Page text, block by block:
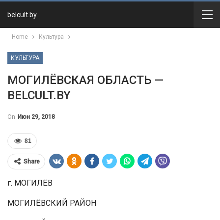
belcult.by
Home Культура
КУЛЬТУРА
МОГИЛЁВСКАЯ ОБЛАСТЬ —
BELCULT.BY
On Июн 29, 2018
81
Share
г. МОГИЛЁВ
МОГИЛЁВСКИЙ РАЙОН